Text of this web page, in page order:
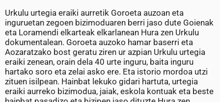
Urkulu urtegia eraiki aurretik Goroeta auzoan eta
inguruetan zegoen bizimoduaren berri jaso dute Goienak
eta Loramendi elkarteak elkarlanean Hura zen Urkulu
dokumentalean. Goroeta auzoko hamar baserri eta
Aozaratzako bost geratu ziren ur azpian Urkulu urtegia
eraiki zenean, orain dela 40 urte inguru, baita inguru
hartako soro eta zelai asko ere. Eta istorio mordoa utzi
zituen isilpean. Hainbat lekuko gidari hartuta, urtegia
eraiki aurreko bizimodua, jaiak, eskola kontuak eta beste